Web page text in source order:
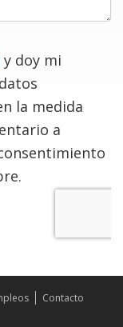
y doy mi
la medida
a
Contacto